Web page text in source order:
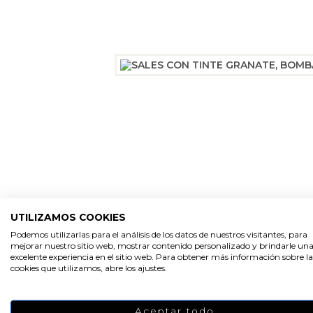
UTILIZAMOS COOKIES
Podemos utilizarlas para el análisis de los datos de nuestros visitantes, para
mejorar nuestro sitio web, mostrar contenido personalizado y brindarle una
excelente experiencia en el sitio web. Para obtener más información sobre
cookies que utilizamos, abre los ajustes.
Aceptar todo